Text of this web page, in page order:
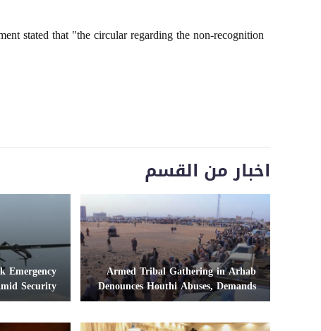
stated that "the circular regarding the non-recognition
اخبار من القسم
Armed Tribal Gathering in Arhab
Denounces Houthi Abuses, Demands
Security Leadership Ouster
Emergency
Security
Successes